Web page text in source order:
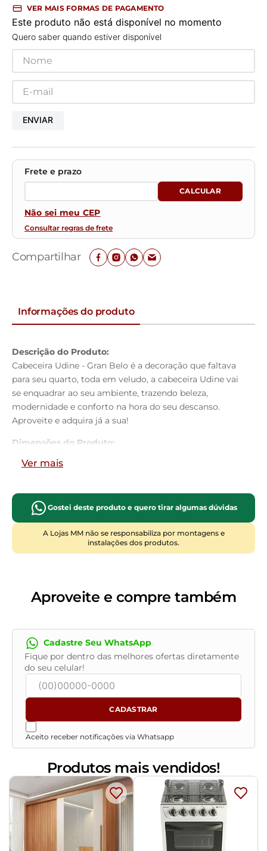
VER MAIS FORMAS DE PAGAMENTO
Este produto não está disponível no momento
Quero saber quando estiver disponível
ENVIAR
Não sei meu CEP
Consultar regras de frete
Compartilhar
Informações do produto
Descrição do Produto:
Cabeceira Udine - Gran Belo é a decoração que faltava
para seu quarto, toda em veludo, a cabeceira Udine vai
se enquadrar ao seu ambiente, trazendo beleza,
modernidade e conforto na hora do seu descanso.
Aproveite e adquira já a sua!
Dimensões do Produto:
Largura:193cm
Características do Produto:
Material da Estrutura:
Material dos pés: Madeira
Quantidade dos Pés: 2
Conteúdo da Embalagem:
Necessita de Montagem:Apenas os pés
umedecido com água, seguido de pano seco. Evitar
exposição ao sol, para que o produto não sofra
alterações na cor. Não limpar com escovas ou
produtos abrasivos
Ver mais
Gostei deste produto e quero tirar algumas dúvidas
A Lojas MM não se responsabiliza por montagens e
instalações dos produtos.
Aproveite e compre também
Cadastre Seu WhatsApp
Fique por dentro das melhores ofertas diretamente
do seu celular!
CADASTRAR
Aceito receber notificações via Whatsapp
Produtos mais vendidos!